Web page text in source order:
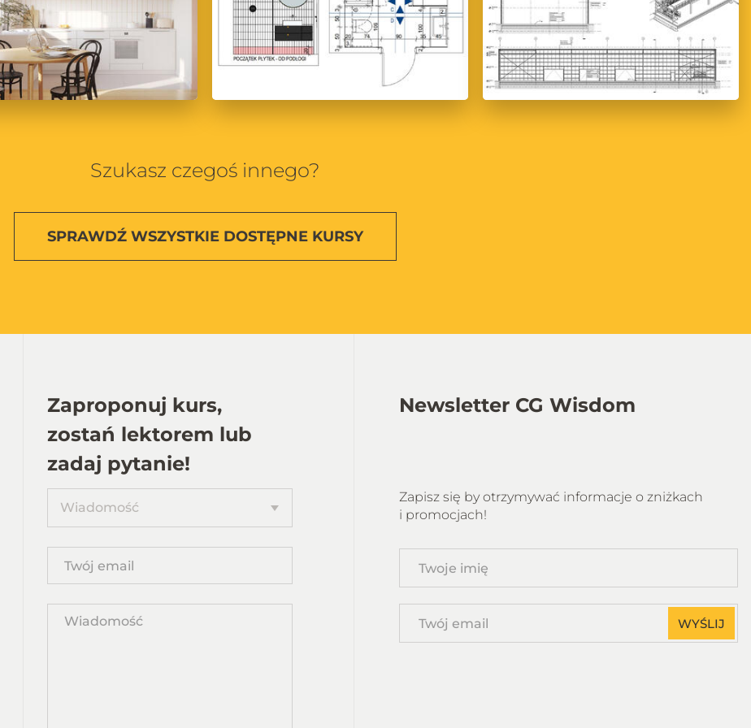
Szukasz czegoś innego?
SPRAWDŹ WSZYSTKIEDOSTĘPNE KURSY
Zaproponuj kurs,
zostań lektorem lub
zadaj pytanie!
kurs
Wiadomość
email
Wpisz
propozycję
Newsletter CG Wisdom
Zapisz się by otrzymywać informacje o zniżkach
i promocjach!
imię
email
WYŚLIJ